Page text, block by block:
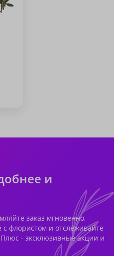
и
заказ мгновенно,
с флористом и отслеживайте
Плюс - эксклюзивные акции и